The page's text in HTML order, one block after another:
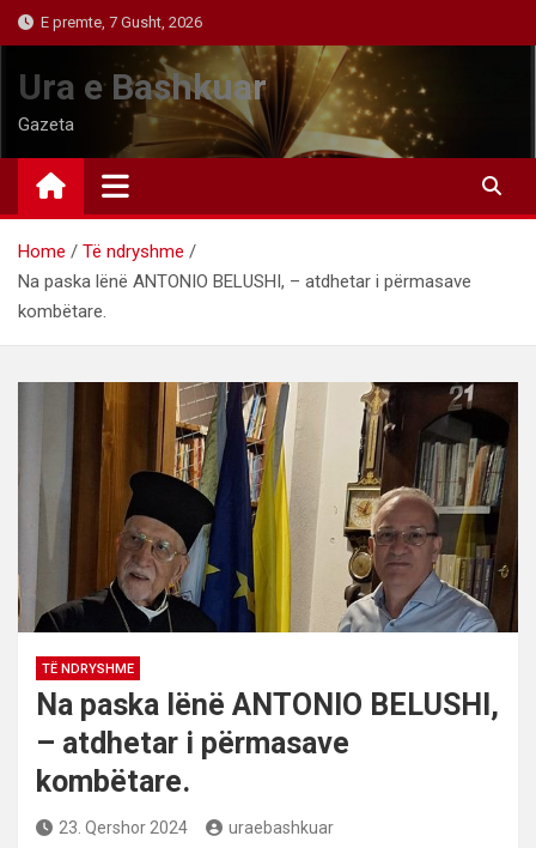
Skip
to
content
E premte, 7 Gusht, 2026
Ura e Bashkuar
Gazeta
Home
Të ndryshme
Na paska lënë ANTONIO BELUSHI, – atdhetar i përmasave
kombëtare.
TË NDRYSHME
Na paska lënë ANTONIO BELUSHI,
– atdhetar i përmasave
kombëtare.
23. Qershor 2024 uraebashkuar